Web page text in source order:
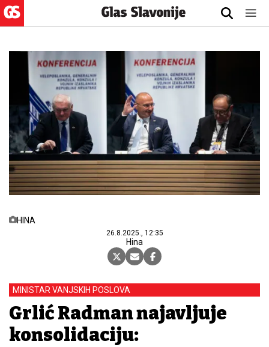
HINA
26.8.2025., 12:35
Hina
MINISTAR VANJSKIH POSLOVA
Grlić Radman najavljuje
konsolidaciju: